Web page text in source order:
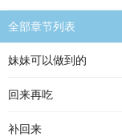
全部章节列表
妹妹可以做到的
回来再吃
补回来